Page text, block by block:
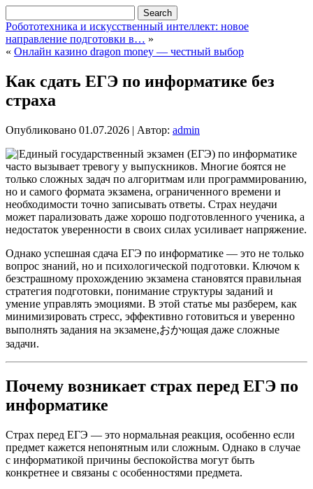
Робототехника и искусственный интеллект: новое
направление подготовки в… »
« Онлайн казино dragon money — честный выбор
Как сдать ЕГЭ по информатике без
страха
Опубликовано 01.07.2026 | Автор: admin
Единый государственный экзамен (ЕГЭ) по информатике
часто вызывает тревогу у выпускников. Многие боятся не
только сложных задач по алгоритмам или программированию,
но и самого формата экзамена, ограниченного времени и
необходимости точно записывать ответы. Страх неудачи
может парализовать даже хорошо подготовленного ученика, а
недостаток уверенности в своих силах усиливает напряжение.
Однако успешная сдача ЕГЭ по информатике — это не только
вопрос знаний, но и психологической подготовки. Ключом к
безстрашному прохождению экзамена становятся правильная
стратегия подготовки, понимание структуры заданий и
умение управлять эмоциями. В этой статье мы разберем, как
минимизировать стресс, эффективно готовиться и уверенно
выполнять задания на экзамене,おかющая даже сложные
задачи.
Почему возникает страх перед ЕГЭ по
информатике
Страх перед ЕГЭ — это нормальная реакция, особенно если
предмет кажется непонятным или сложным. Однако в случае
с информатикой причины беспокойства могут быть
конкретнее и связаны с особенностями предмета.